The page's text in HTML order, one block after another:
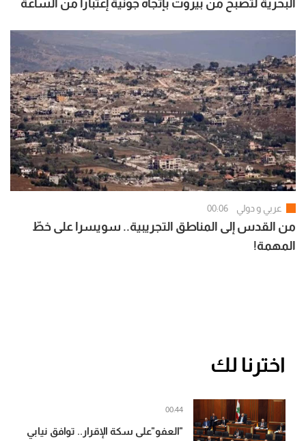
البحرية لتصبح من بيروت بإتجاه جونية إعتبارا من الساعة
عربي و دولي 00:06
من القدس إلى المناطق التجريبية.. سويسرا على خطّ
المهمة!
اخترنا لك
"العفو"على سكة الإقرار.. توافق نيابي
00:44